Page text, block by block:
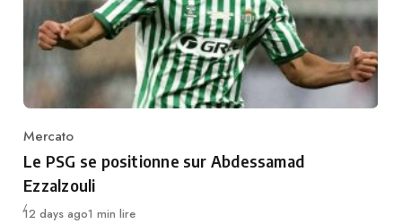
Category
Mercato
Le PSG se positionne sur Abdessamad
Ezzalzouli
Publié
12 days ago1 min lire